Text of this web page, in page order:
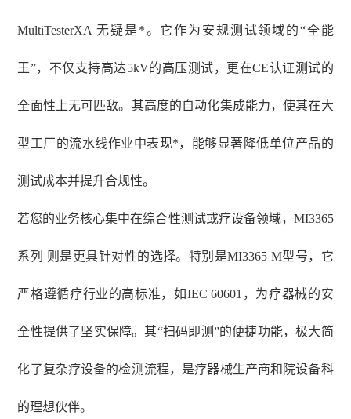
MultiTesterXA 无疑是*。它作为安规测试领域的“全能
王”，不仅支持高达5kV的高压测试，更在CE认证测试的
全面性上无可匹敌。其高度的自动化集成能力，使其在大
型工厂的流水线作业中表现*，能够显著降低单位产品的
测试成本并提升合规性。
若您的业务核心集中在综合性测试或疗设备领域， MI3365
系列 则是更具针对性的选择。特别是MI3365 M型号，它
严格遵循疗行业的高标准，如IEC 60601，为疗器械的安
全性提供了坚实保障。其“扫码即测”的便捷功能，极大简
化了复杂疗设备的检测流程，是疗器械生产商和院设备科
的理想伙伴。